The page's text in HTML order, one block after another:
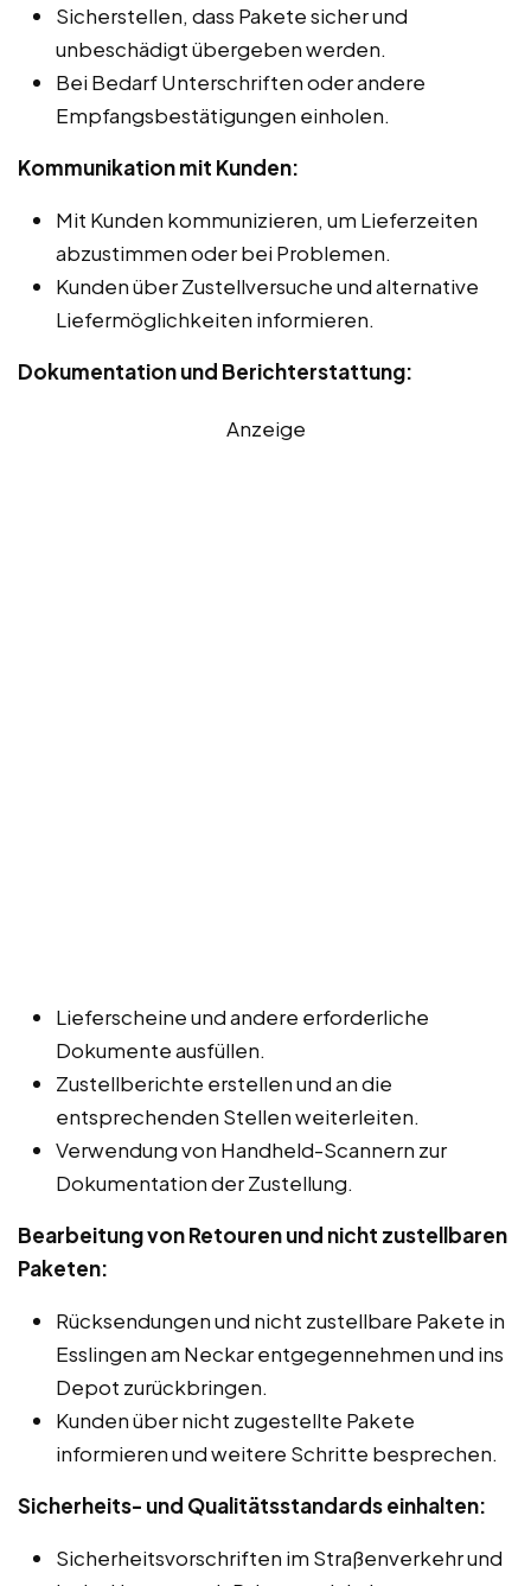
Sicherstellen, dass Pakete sicher und
unbeschädigt übergeben werden.
Bei Bedarf Unterschriften oder andere
Empfangsbestätigungen einholen.
Kommunikation mit Kunden:
Mit Kunden kommunizieren, um Lieferzeiten
abzustimmen oder bei Problemen.
Kunden über Zustellversuche und alternative
Liefermöglichkeiten informieren.
Dokumentation und Berichterstattung:
Anzeige
Lieferscheine und andere erforderliche
Dokumente ausfüllen.
Zustellberichte erstellen und an die
entsprechenden Stellen weiterleiten.
Verwendung von Handheld-Scannern zur
Dokumentation der Zustellung.
Bearbeitung von Retouren und nicht zustellbaren
Paketen:
Rücksendungen und nicht zustellbare Pakete in
Esslingen am Neckar entgegennehmen und ins
Depot zurückbringen.
Kunden über nicht zugestellte Pakete
informieren und weitere Schritte besprechen.
Sicherheits- und Qualitätsstandards einhalten:
Sicherheitsvorschriften im Straßenverkehr und